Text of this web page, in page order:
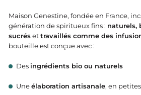
Maison Genestine, fondée en France,
génération de spiritueux fins : naturels,
sucrésettravaillés comme des
bouteille est conçue avec :
Des ingrédients bio ou naturels
Uneélaboration artisanale, en